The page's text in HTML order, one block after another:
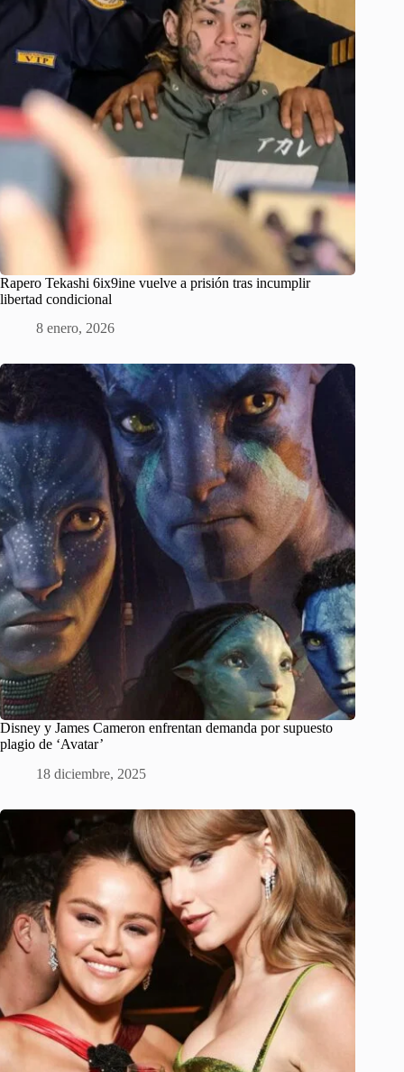
Rapero Tekashi 6ix9ine vuelve a prisión tras incumplir
libertad condicional
8 enero, 2026
Disney y James Cameron enfrentan demanda por supuesto
plagio de ‘Avatar’
18 diciembre, 2025